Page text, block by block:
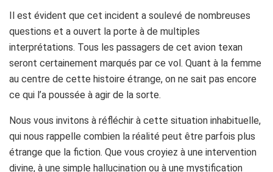
Il est évident que cet incident a soulevé de nombreuses
questions et a ouvert la porte à de multiples
interprétations. Tous les passagers de cet avion texan
seront certainement marqués par ce vol. Quant à la femme
au centre de cette histoire étrange, on ne sait pas encore
ce qui l’a poussée à agir de la sorte.
Nous vous invitons à réfléchir à cette situation inhabituelle,
qui nous rappelle combien la réalité peut être parfois plus
étrange que la fiction. Que vous croyiez à une intervention
divine, à une simple hallucination ou à une mystification